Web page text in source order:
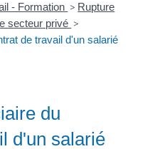
- Formation > Rupture
secteur privé >
de travail d'un salarié
du
d'un salarié